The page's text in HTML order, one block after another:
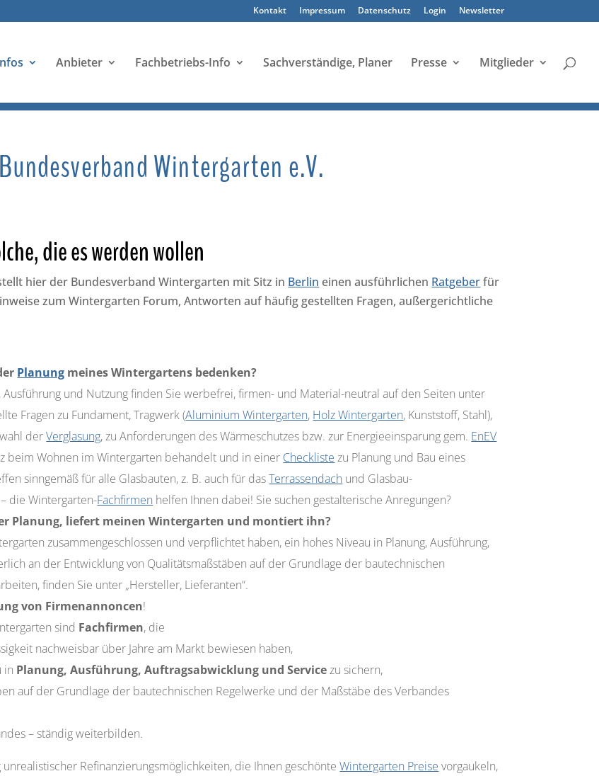
Kontakt Impressum Datenschutz Login Newsletter
Anbieter Fachbetriebs-Info Sachverständige, Planer Presse Mitglieder
Wintergarten e.V.
die es werden wollen
hier der Bundesverband Wintergarten mit Sitz in Berlin einen ausführlichen Ratgeberfür
zum Wintergarten Forum, Antworten auf häufig gestellten Fragen, außergerichtliche
Planung meines Wintergartens bedenken?
und Nutzung finden Sie werbefrei, firmen- und Material-neutral auf den Seiten unter
Fragen zu Fundament, Tragwerk (Aluminium Wintergarten, Holz Wintergarten, Kunststoff, Stahl),
derVerglasung, zu Anforderungen des Wärmeschutzes bzw. zur Energieeinsparung gem. EnEV
beim Wohnen im Wintergarten behandelt und in einer Checkliste zu Planung und Bau eines
sinngemäß für alle Glasbauten, z. B. auch für dasTerrassendach und Glasbau-
die Wintergarten-Fachfirmen helfen Ihnen dabei! Sie suchen gestalterische Anregungen?
Planung, liefert meinen Wintergarten und montiert ihn?
zusammengeschlossen und verpflichtet haben, ein hohes Niveau in Planung, Ausführung,
an der Entwicklung von Qualitätsmaßstäben auf der Grundlage der bautechnischen
finden Sie unter „Hersteller, Lieferanten“.
von Firmenannoncen!
sind Fachfirmen, die
nachweisbar über Jahre am Markt bewiesen haben,
in Planung, Ausführung, Auftragsabwicklung und Servicezu sichern,
auf der Grundlage der bautechnischen Regelwerke und der Maßstäbe des Verbandes
– ständig weiterbilden.
Refinanzierungsmöglichkeiten, die Ihnen geschönteWintergarten Preise vorgaukeln,